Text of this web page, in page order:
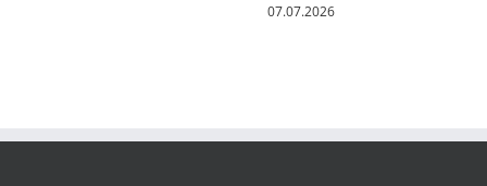
07.07.2026